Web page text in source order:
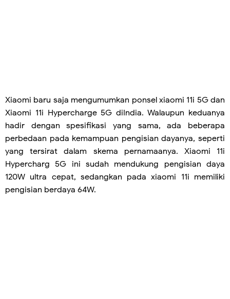
Xiaomi baru saja mengumumkan ponsel xiaomi 11i 5G dan
Xiaomi 11i Hypercharge 5G diIndia. Walaupun keduanya
hadir dengan spesifikasi yang sama, ada beberapa
perbedaan pada kemampuan pengisian dayanya, seperti
yang tersirat dalam skema pernamaanya. Xiaomi 11i
Hypercharg 5G ini sudah mendukung pengisian daya
120W ultra cepat, sedangkan pada xiaomi 11i memiliki
pengisian berdaya 64W.